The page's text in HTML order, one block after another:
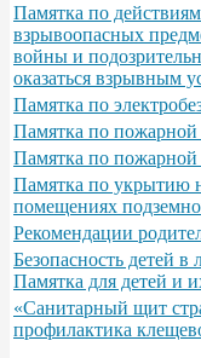
Памятка по
взрывоопасных
войны и
оказаться взрывным
Памятка по
Памятка по пожарной
Памятка по пожарной
Памятка по укрытию
помещениях
Рекомендации
Безопасность детей в
Памятка для детей и
«Санитарный щит
профилактика